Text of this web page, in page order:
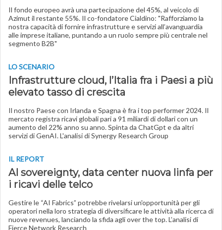
Il fondo europeo avrà una partecipazione del 45%, al veicolo di
Azimut il restante 55%. Il co-fondatore Cialdino: "Rafforziamo la
nostra capacità di fornire infrastrutture e servizi all’avanguardia
alle imprese italiane, puntando a un ruolo sempre più centrale nel
segmento B2B"
LO SCENARIO
Infrastrutture cloud, l’Italia fra i Paesi a più
elevato tasso di crescita
Il nostro Paese con Irlanda e Spagna è fra i top performer 2024. Il
mercato registra ricavi globali pari a 91 miliardi di dollari con un
aumento del 22% anno su anno. Spinta da ChatGpt e da altri
servizi di GenAI. L'analisi di Synergy Research Group
IL REPORT
AI sovereignty, data center nuova linfa per
i ricavi delle telco
Gestire le “AI Fabrics” potrebbe rivelarsi un'opportunità per gli
operatori nella loro strategia di diversificare le attività alla ricerca di
nuove revenues, lanciando la sfida agli over the top. L’analisi di
Fierce Network Research